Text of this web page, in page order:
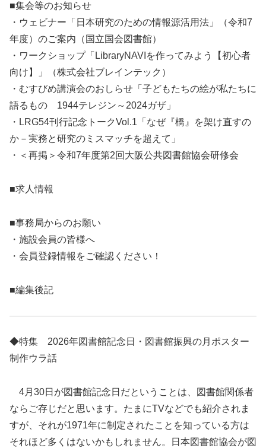
■集会等のお知らせ
・ウェビナー「日本研究のための情報源活用法」（令和7
年度）のご案内（国立国会図書館）
・ワークショップ「LibraryNAVIを作ってみよう【初心者
向け】」（株式会社ブレインテック）
・むすびめ講演会のおしらせ「子どもたちの絵が私たちに
語るもの 1944テレジン～2024ガザ」
・LRG54刊行記念トークVol.1「なぜ『橋』を架け直すの
か－実務と研究のミスマッチを超えて」
・＜再掲＞令和7年度第2回大阪公共図書館協会研修会
■求人情報
■事務局からのお願い
・施設会員の皆様へ
・会員登録情報をご確認ください！
■編集後記
◆特集 2026年図書館記念日・図書館振興の月ポスター
制作ウラ話
4月30日が図書館記念日だということは、図書館関係者
ならご存じだと思います。たまにTVなどでも紹介されま
すが、それが1971年に制定されたことを知っている方は
それほど多くはないかもしれません。日本図書館協会が図